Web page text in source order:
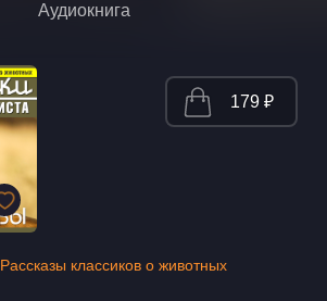
Аудиокнига
Рассказы классиков о животных
179 ₽